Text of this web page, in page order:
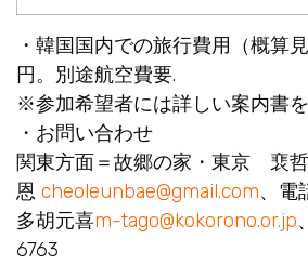
・韓国国内での旅行費用（概算
円。別途航空費要.
※参加希望者には詳しい案内書を
・お問い合わせ
関東方面＝故郷の家・東京 裵哲
恩 cheoleunbae@gmail.com、電
多胡元喜m-tago@kokorono.or.jp
6763